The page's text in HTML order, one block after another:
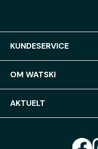
KUNDESERVICE
OM WATSKI
AKTUELT